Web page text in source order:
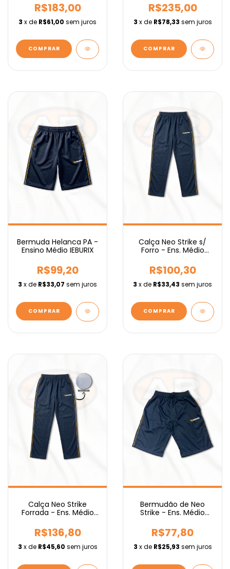
R$183,00
3 x de R$61,00 sem juros
COMPRAR
R$235,00
3 x de R$78,33 sem juros
COMPRAR
Bermuda Helanca PA -
Ensino Médio IEBURIX
R$99,20
3 x de R$33,07 sem juros
COMPRAR
Calça Neo Strike s/
Forro - Ens. Médio
R$100,30
3 x de R$33,43 sem juros
COMPRAR
Calça Neo Strike
Forrada - Ens. Médio
R$136,80
3 x de R$45,60 sem juros
Bermudão de Neo
Strike - Ens. Médio
R$77,80
3 x de R$25,93 sem juros